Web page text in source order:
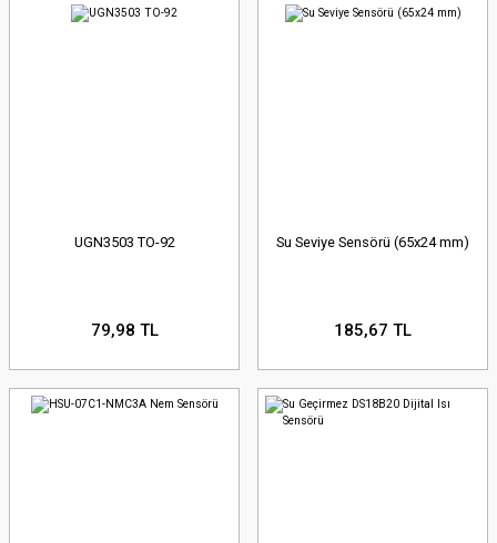
UGN3503 TO-92
79,98 TL
Su Seviye Sensörü (65x24 mm)
185,67 TL